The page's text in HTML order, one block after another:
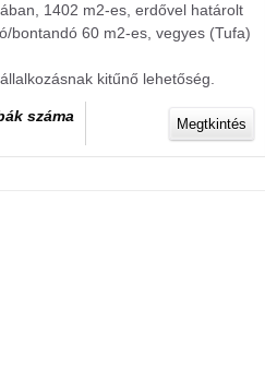
1402 m2-es, erdővel határolt
bontandó 60 m2-es, vegyes (Tufa)
kitűnő lehetőség.
száma